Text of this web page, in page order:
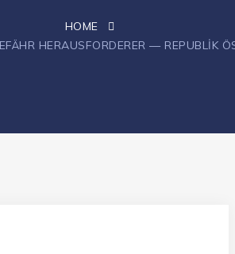
HOME
HERAUSFORDERER — REPUBLIK